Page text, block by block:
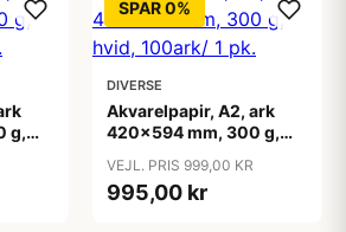
g,
SPAR 0%
DIVERSE
Akvarelpapir, A2, ark
420x594 mm, 300 g,
VEJL. PRIS 999,00 KR
995,00 kr